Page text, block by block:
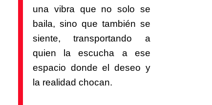
una vibra que no solo se
baila, sino que también se
siente, transportando a
quien la escucha a ese
espacio donde el deseo y
la realidad chocan.